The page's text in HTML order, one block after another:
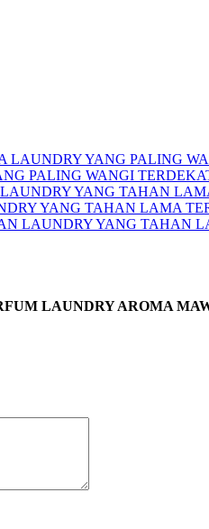
LAUNDRY YANG PALING
PALING WANGI
YANG TAHAN
YANG TAHAN LAMA
LAUNDRY YANG TAHAN
LAUNDRY AROMA